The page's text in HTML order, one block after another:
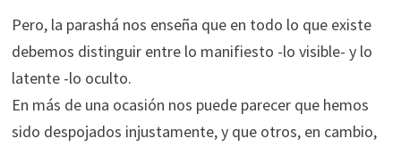
Pero, la parashá nos enseña que en todo lo que existe
debemos distinguir entre lo manifiesto -lo visible- y lo
latente -lo oculto.
En más de una ocasión nos puede parecer que hemos
sido despojados injustamente, y que otros, en cambio,